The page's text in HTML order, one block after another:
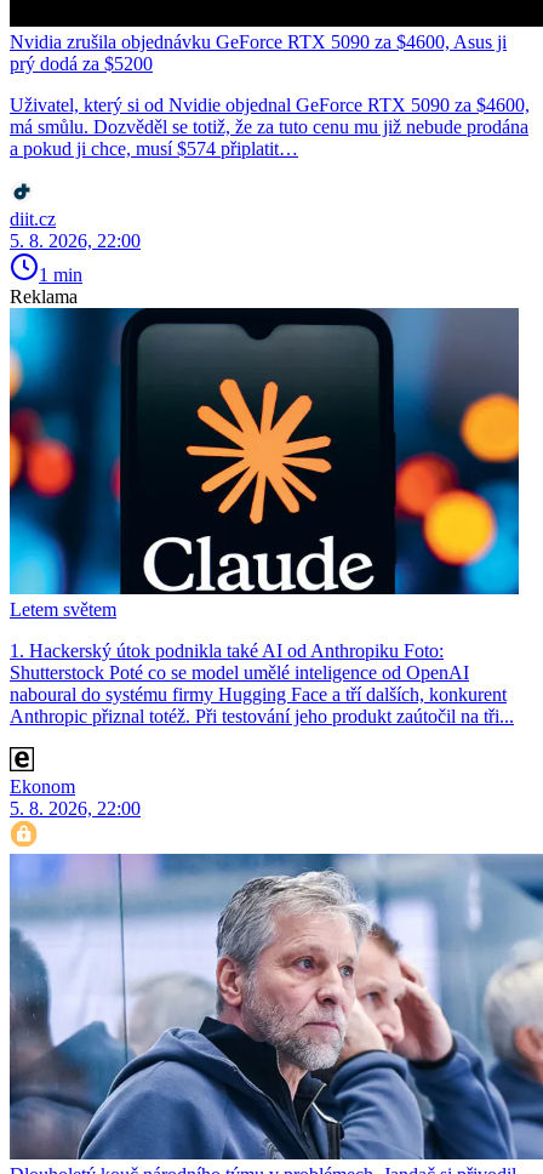
Nvidia zrušila objednávku GeForce RTX 5090 za $4600, Asus ji
prý dodá za $5200
Uživatel, který si od Nvidie objednal GeForce RTX 5090 za $4600,
má smůlu. Dozvěděl se totiž, že za tuto cenu mu již nebude prodána
a pokud ji chce, musí $574 připlatit…
diit.cz
5. 8. 2026, 22:00
1 min
Reklama
Letem světem
1. Hackerský útok podnikla také AI od Anthropiku Foto:
Shutterstock Poté co se model umělé inteligence od OpenAI
naboural do systému firmy Hugging Face a tří dalších, konkurent
Anthro­pic přiznal totéž. Při testování jeho produkt zaútočil na tři...
Ekonom
5. 8. 2026, 22:00